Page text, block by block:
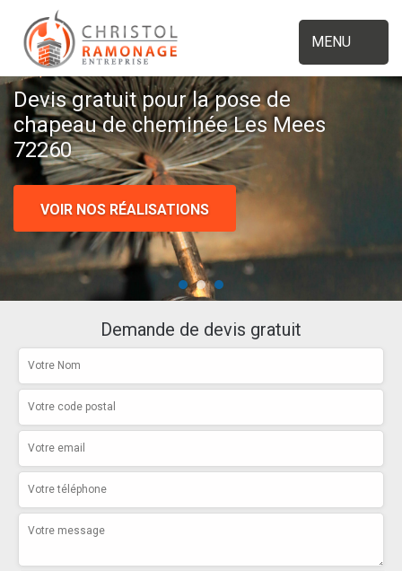
MENU
Devis gratuit pour la pose de
chapeau de cheminée Les Mees
72260
VOIR NOS RÉALISATIONS
Demande de devis gratuit